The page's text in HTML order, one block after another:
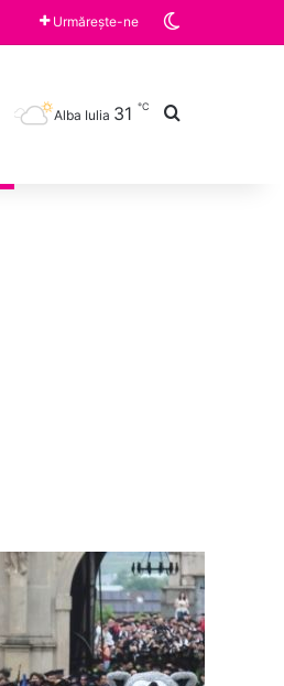
Urmărește-ne
Alba Iulia 31 ℃ Caută după